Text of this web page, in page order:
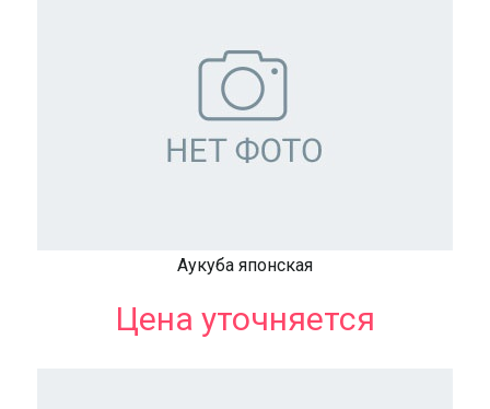
Аукуба японская
Цена уточняется